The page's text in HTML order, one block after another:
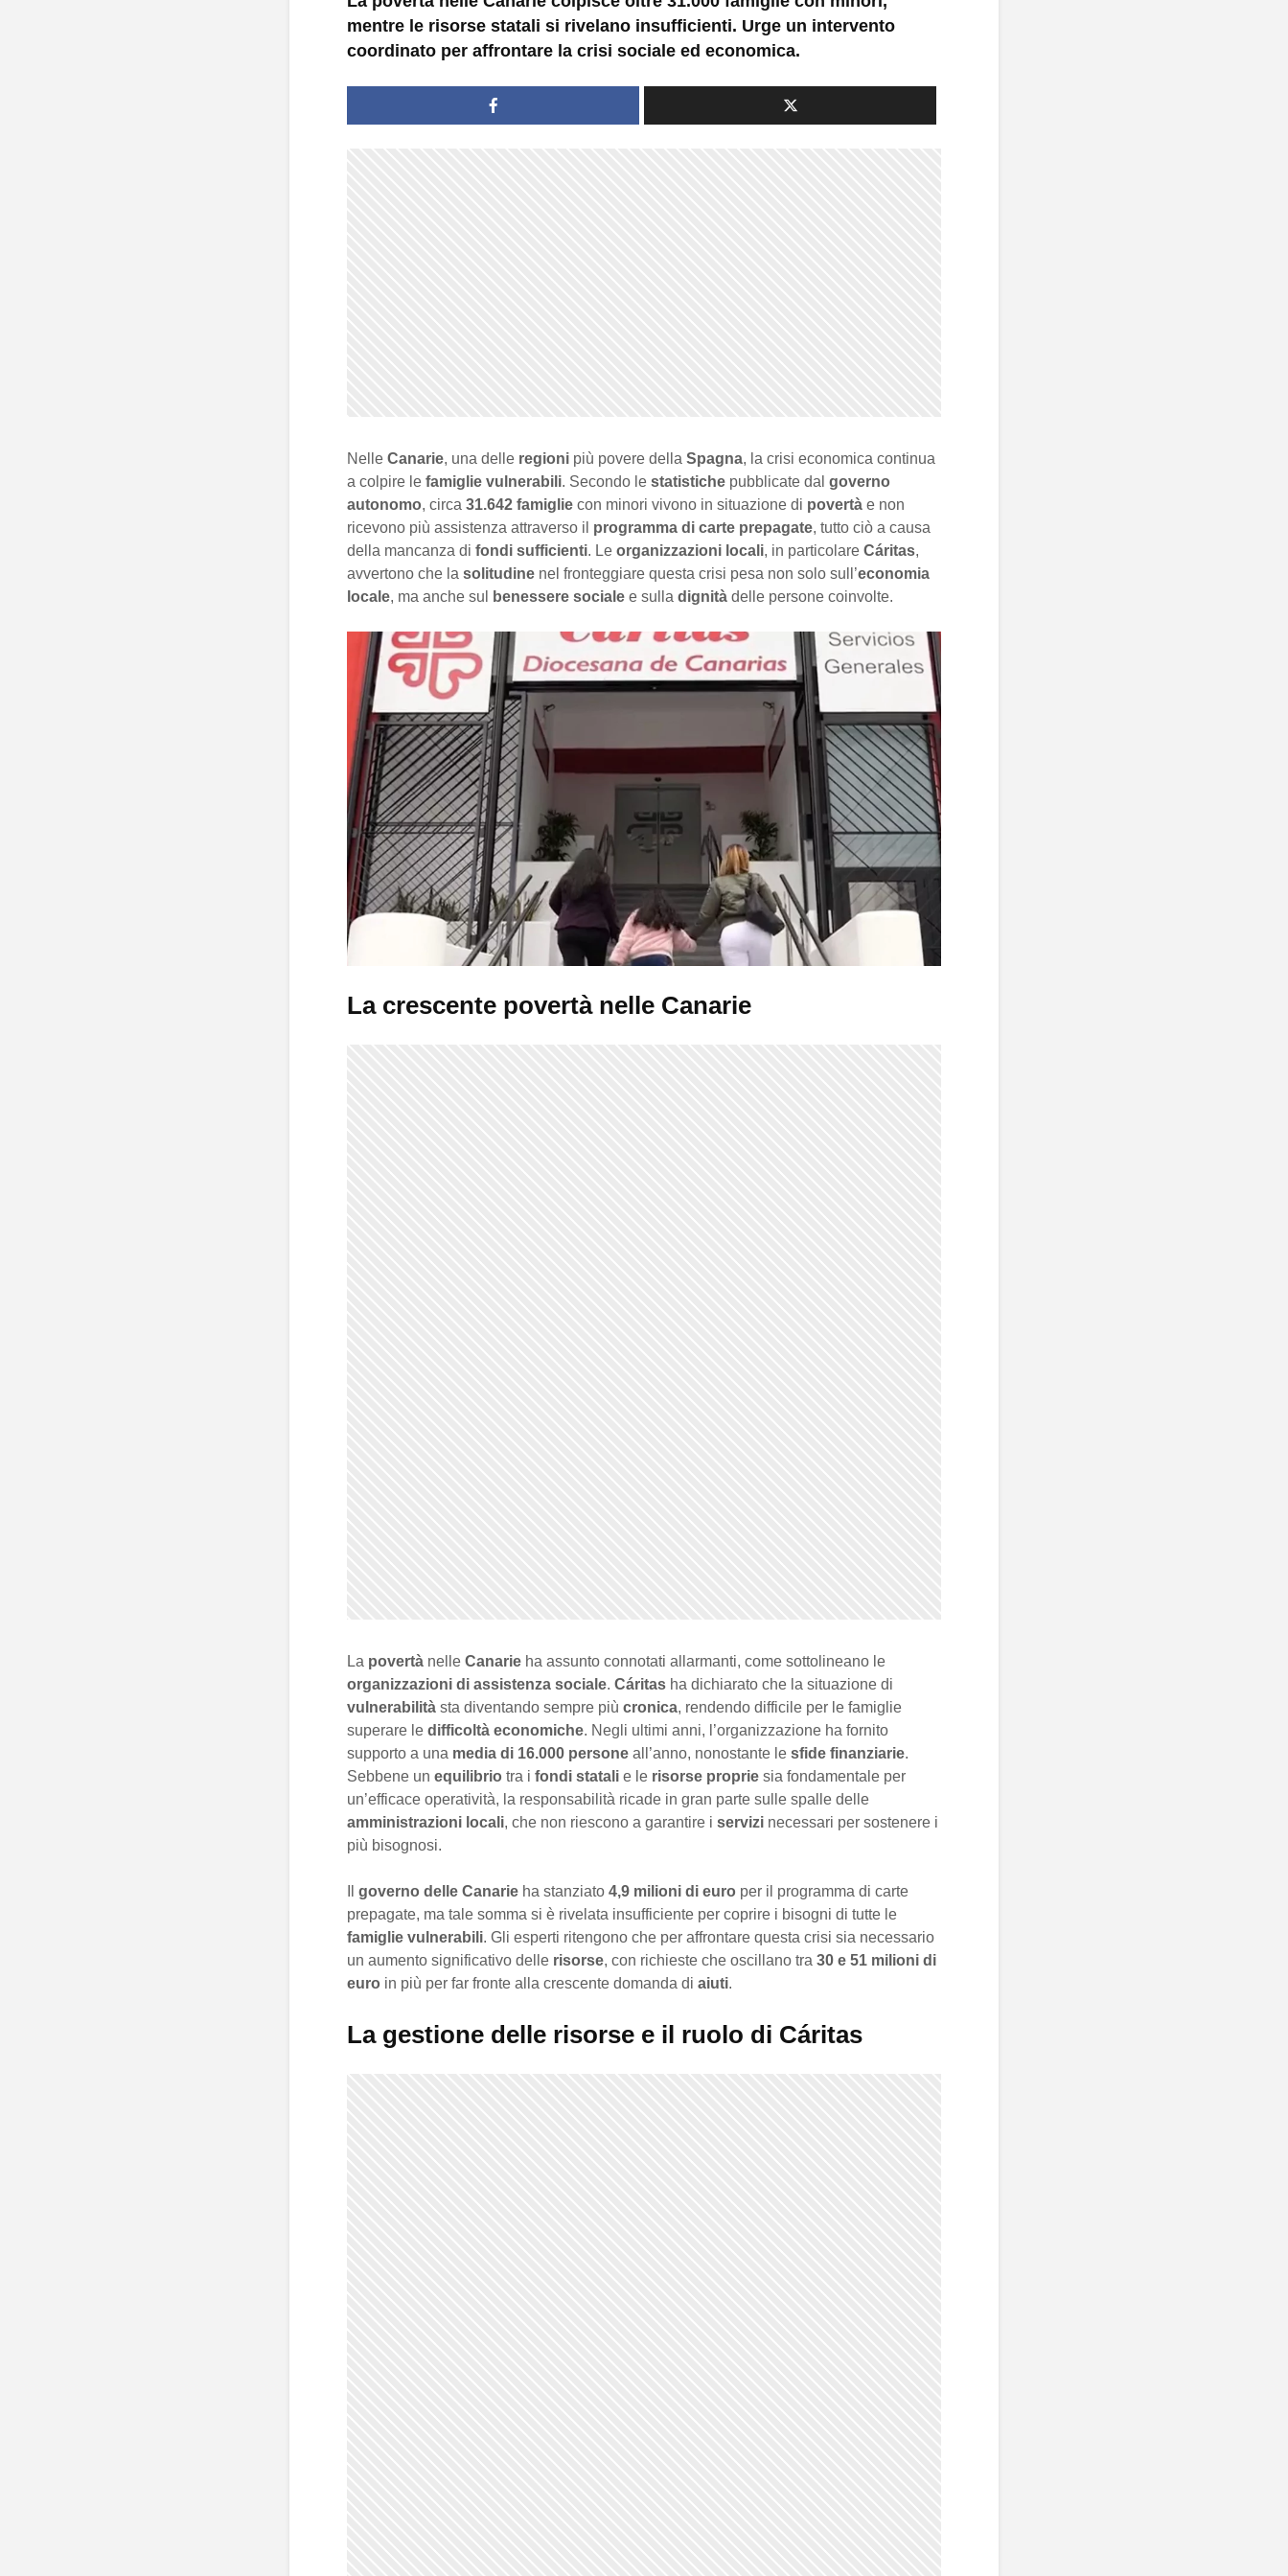
mentre le risorse statali si rivelano insufficienti. Urge un intervento
coordinato per affrontare la crisi sociale ed economica.
Nelle Canarie, una delle regioni più povere della Spagna, la crisi economica continua
a colpire le famiglie vulnerabili. Secondo le statistiche pubblicate dal governo
autonomo, circa 31.642 famiglie con minori vivono in situazione di povertà e non
ricevono più assistenza attraverso il programma di carte prepagate, tutto ciò a causa
della mancanza di fondi sufficienti. Le organizzazioni locali, in particolare Cáritas,
avvertono che la solitudine nel fronteggiare questa crisi pesa non solo sull’economia
locale, ma anche sul benessere sociale e sulla dignità delle persone coinvolte.
La crescente povertà nelle Canarie
La povertà nelle Canarie ha assunto connotati allarmanti, come sottolineano le
organizzazioni di assistenza sociale. Cáritas ha dichiarato che la situazione di
vulnerabilità sta diventando sempre più cronica, rendendo difficile per le famiglie
superare le difficoltà economiche. Negli ultimi anni, l’organizzazione ha fornito
supporto a una media di 16.000 persone all’anno, nonostante le sfide finanziarie.
Sebbene un equilibrio tra i fondi statali e le risorse proprie sia fondamentale per
un’efficace operatività, la responsabilità ricade in gran parte sulle spalle delle
amministrazioni locali, che non riescono a garantire i servizi necessari per sostenere i
più bisognosi.
governo delle Canarie ha stanziato 4,9 milioni di euro per il programma di carte
prepagate, ma tale somma si è rivelata insufficiente per coprire i bisogni di tutte le
famiglie vulnerabili. Gli esperti ritengono che per affrontare questa crisi sia necessario
un aumento significativo delle risorse, con richieste che oscillano tra 30 e 51 milioni di
euro in più per far fronte alla crescente domanda di aiuti.
La gestione delle risorse e il ruolo di Cáritas